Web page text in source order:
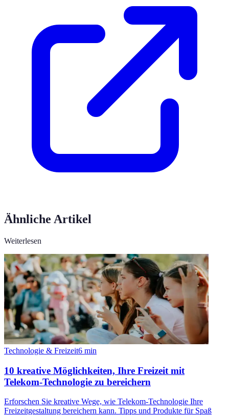
Ähnliche Artikel
Weiterlesen
Technologie & Freizeit6 min
10 kreative Möglichkeiten, Ihre Freizeit mit
Telekom-Technologie zu bereichern
Erforschen Sie kreative Wege, wie Telekom-Technologie Ihre
Freizeitgestaltung bereichern kann. Tipps und Produkte für Spaß